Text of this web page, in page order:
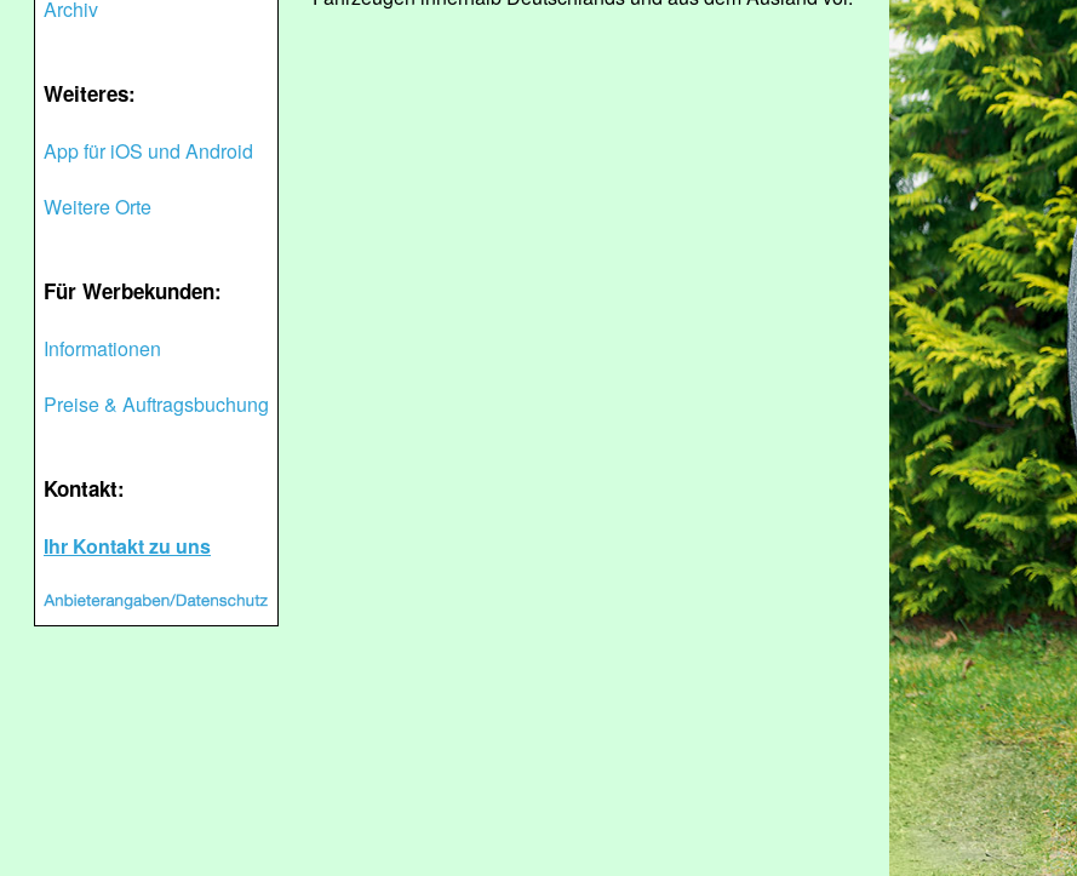
Archiv
Weiteres:
App für iOS und Android
Weitere Orte
Für Werbekunden:
Informationen
Preise & Auftragsbuchung
Kontakt:
Ihr Kontakt zu uns